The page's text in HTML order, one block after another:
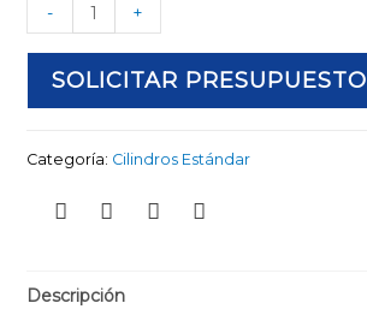
- +
SOLICITAR PRESUPUESTO
Categoría: Cilindros Estándar
Descripción